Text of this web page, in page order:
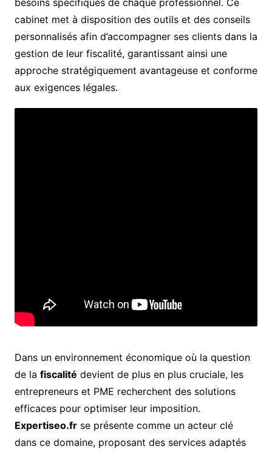
cabinet met à disposition des outils et des conseils
personnalisés afin d’accompagner ses clients dans la
gestion de leur fiscalité, garantissant ainsi une
approche stratégiquement avantageuse et conforme
aux exigences légales.
Dans un environnement économique où la question
de la fiscalité devient de plus en plus cruciale, les
entrepreneurs et PME recherchent des solutions
efficaces pour optimiser leur imposition.
Expertiseo.frse présente comme un acteur clé
dans ce domaine, proposant des services adaptés